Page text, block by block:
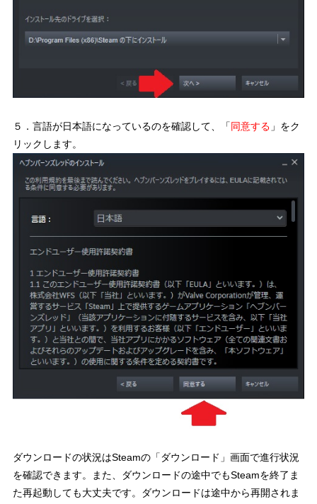
５．言語が日本語になっているのを確認して、「同意する 」をク
リックします。
ダウンロードの状況はSteamの「ダウンロード」画面で進行状況
を確認できます。また、ダウンロードの途中でもSteamを終了ま
た再起動しても大丈夫です。ダウンロードは途中から再開されま